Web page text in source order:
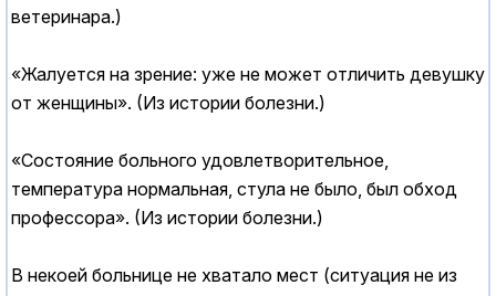
ветеринара.)
«Жалуется на зрение: уже не может отличить девушку
от женщины». (Из истории болезни.)
«Состояние больного удовлетворительное,
температура нормальная, стула не было, был обход
профессора». (Из истории болезни.)
В некоей больнице не хватало мест (ситуация не из